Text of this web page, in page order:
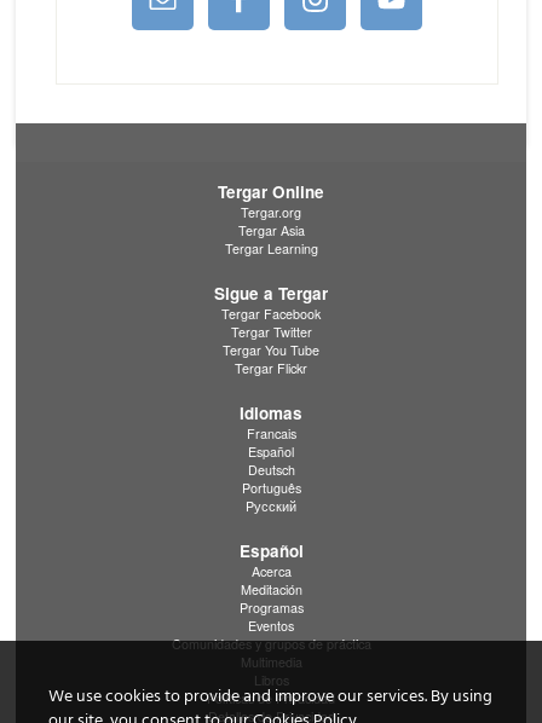
Tergar Online
Tergar.org
Tergar Asia
Tergar Learning
Sigue a Tergar
Tergar Facebook
Tergar Twitter
Tergar You Tube
Tergar Flickr
Idiomas
Francais
Español
Deutsch
Português
Pусский
Español
Acerca
Meditación
Programas
Eventos
Comunidades y grupos de práctica
Multimedia
Libros
Políticas de Privacidad
Detalles de Privacidad
We use cookies to provide and improve our services. By using